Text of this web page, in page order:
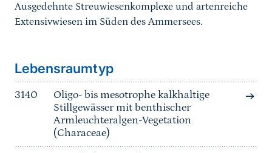
Ausgedehnte Streuwiesenkomplexe und artenreiche
Extensivwiesen im Süden des Ammersees.
Lebensraumtyp
3140
Oligo- bis mesotrophe kalkhaltige
Stillgewässer mit benthischer
Armleuchteralgen-Vegetation
(Characeae)